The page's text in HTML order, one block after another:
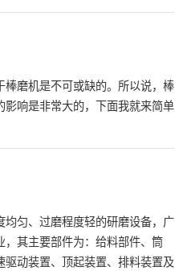
磨机是不可或缺的。所以说，棒
响是非常大的，下面我就来简单
匀、过磨程度轻的研磨设备，广
其主要部件为：给料部件、筒
动装置、顶起装置、排料装置及